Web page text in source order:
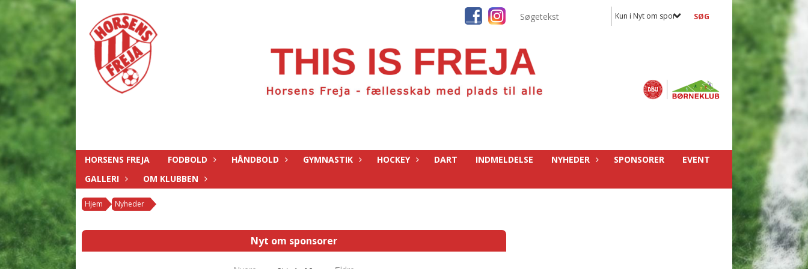
Kun i Nyt om sponsorer
HORSENS FREJA FODBOLD HÅNDBOLD GYMNASTIK HOCKEY DART INDMELDELSE NYHEDER SPONSORER
EVENT
GALLERI
OM KLUBBEN
Hjem Nyheder
Nyt om sponsorer